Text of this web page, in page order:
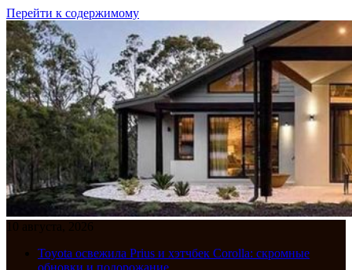
Перейти к содержимому
10 августа, 2026
Toyota освежила Prius и хэтчбек Corolla: скромные
обновки и подорожание